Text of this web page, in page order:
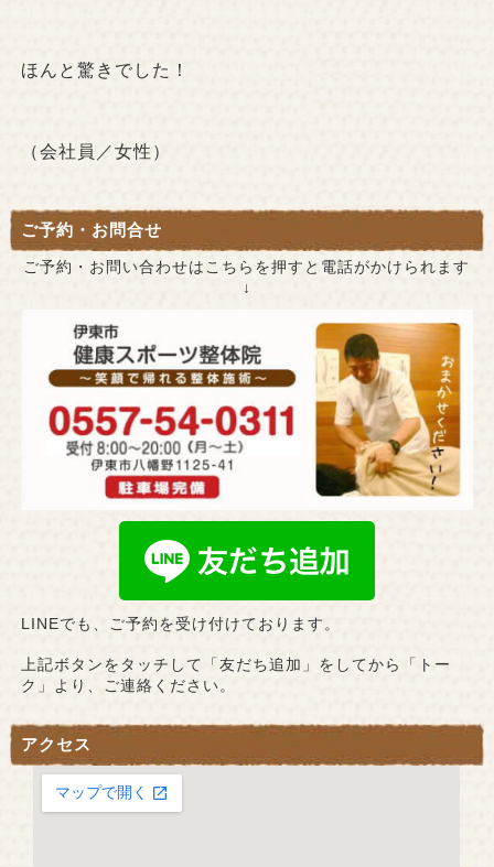
ほんと驚きでした！
（会社員／女性）
ご予約・お問合せ
ご予約・お問い合わせはこちらを押すと電話がかけられます
↓
LINEでも、ご予約を受け付けております。
上記ボタンをタッチして「友だち追加」をしてから「トー
ク」より、ご連絡ください。
アクセス